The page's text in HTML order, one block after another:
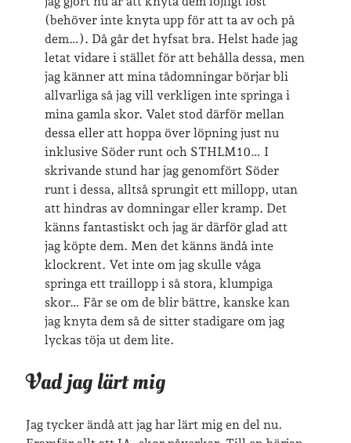
vandring veckoincheckning
vegan viktiga händelser
vänner webben
årssammanfattningar öland
Kalender
Logga in
Flöde för inlägg
Flöde för kommentarer
WordPress.org
(behöver inte knyta upp för att ta av och på
dem…). Då går det hyfsat bra. Helst hade jag
letat vidare i stället för att behålla dessa, men
jag känner att mina tådomningar börjar bli
allvarliga så jag vill verkligen inte springa i
mina gamla skor. Valet stod därför mellan
dessa eller att hoppa över löpning just nu
inklusive Söder runt och STHLM10… I
skrivande stund har jag genomfört Söder
runt i dessa, alltså sprungit ett millopp, utan
att hindras av domningar eller kramp. Det
känns fantastiskt och jag är därför glad att
jag köpte dem. Men det känns ändå inte
klockrent. Vet inte om jag skulle våga
springa ett traillopp i så stora, klumpiga
skor… Får se om de blir bättre, kanske kan
jag knyta dem så de sitter stadigare om jag
lyckas töja ut dem lite.
Vad jag lärt mig
Jag tycker ändå att jag har lärt mig en del nu.